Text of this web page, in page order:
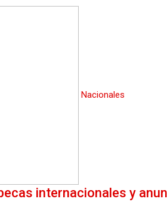
Nacionales
internacionales y